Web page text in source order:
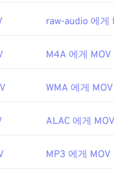
library/
raw-audio 에게
M4A 에게 MOV
WMA 에게 MOV
ALAC 에게 MOV
MP3 에게 MOV